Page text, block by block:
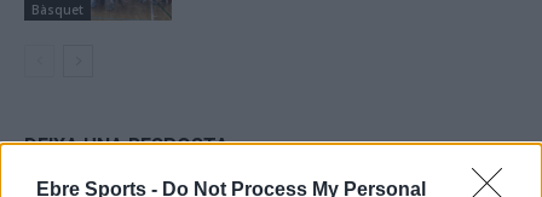
Ebre Sports - Do Not Process My Personal
Bàsquet
DEIXA UNA RESPOSTA